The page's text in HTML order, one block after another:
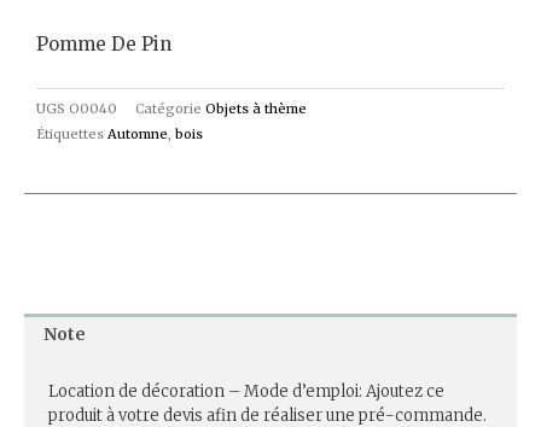
Pomme De Pin
UGS O0040 Catégorie Objets à thème
Étiquettes Automne, bois
Note
Location de décoration – Mode d’emploi: Ajoutez ce
produit à votre devis afin de réaliser une pré-commande.